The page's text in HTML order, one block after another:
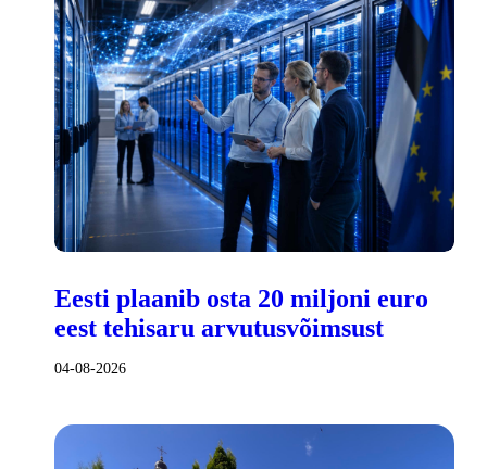
Eesti plaanib osta 20 miljoni euro
eest tehisaru arvutusvõimsust
04-08-2026